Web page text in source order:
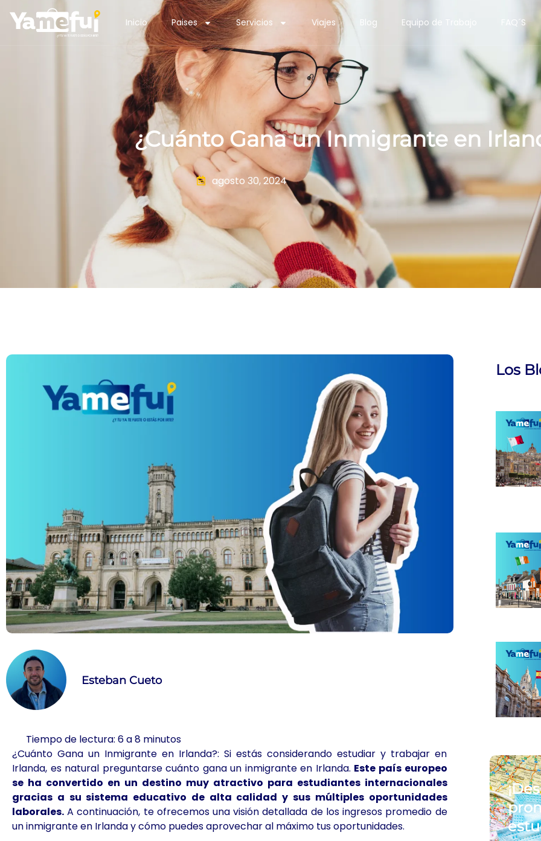
Inicio Paises Servicios Viajes Blog Equipo de Trabajo FAQ´S
¿Cuánto Gana un Inmigrante en
agosto 30, 2024
Esteban Cueto
Tiempo de lectura: 6 a 8 minutos
¿Cuánto Gana un Inmigrante en Irlanda?:Si estás considerando estudiar y trabajar en
Irlanda, es natural preguntarse cuánto gana un inmigrante en Irlanda. Este país europeo
se ha convertido en un destino muy atractivo para estudiantes internacionales
gracias a su sistema educativo de alta calidad y sus múltiples oportunidades
laborales. A continuación, te ofrecemos una visión detallada de los ingresos promedio de
un inmigrante en Irlanda y cómo puedes aprovechar al máximo tus oportunidades.
Los